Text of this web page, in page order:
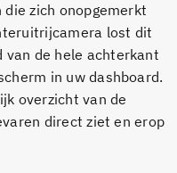
zich onopgemerkt
lost dit
van de hele achterkant
in uw dashboard.
overzicht van de
direct ziet en erop